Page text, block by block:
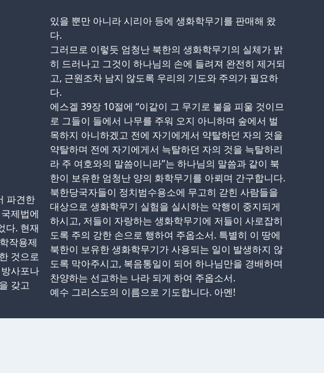
파견한
제법에
다. 현재
작용제
것으로
사포나
갖고
있을 뿐만 아니라 시리아 등에 생화학무기를 판매해 왔
다.
그러므로 이렇듯 엄청난 북한의 생화학무기의 실체가 밝
히 드러나고 그것이 하나님의 손에 들려져 완전히 제거되
고, 근원조차 남지 않도록 우리의 기도와 주의가 필요하
다.
에스겔 39장 10절에 “이같이 그 무기로 불을 피울 것이므
로 그들이 들에서 나무를 주워 오지 아니하며 숲에서 벌
목하지 아니하겠고 전에 자기에게서 약탈하던 자의 것을
약탈하며 전에 자기에게서 늑탈하던 자의 것을 늑탈하리
라 주 여호와의 말씀이니라”는 하나님의 말씀과 같이 북
한이 보유한 엄청난 양의 화학무기를 아뢰며 간구합니다.
북한당국자들이 정치범수용소에 무고히 갇힌 사람들을
대상으로 생화학무기 실험을 실시하는 악행이 중지되게
하시고, 저들이 자랑하는 생화학무기에 저들이 사로잡히
도록 주의 강한 손으로 행하여 주옵소서. 특별히 이 땅에
북한이 보유한 생화학무기가 사용되는 일이 발생하지 않
도록 막아주시고, 복음통일이 되어 하나님만을 경배하며
찬양하는 선교하는 나라 되게 하여 주옵소서.
예수 그리스도의 이름으로 기도합니다. 아멘!